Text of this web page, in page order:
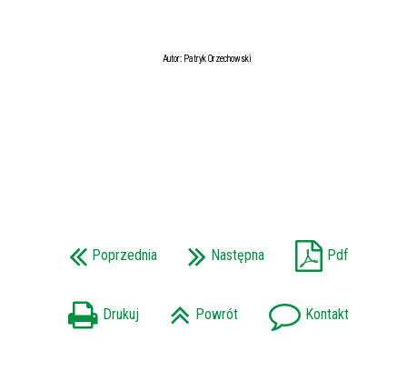
Autor: Patryk Orzechowski
Poprzednia Następna Pdf
Drukuj Powrót Kontakt